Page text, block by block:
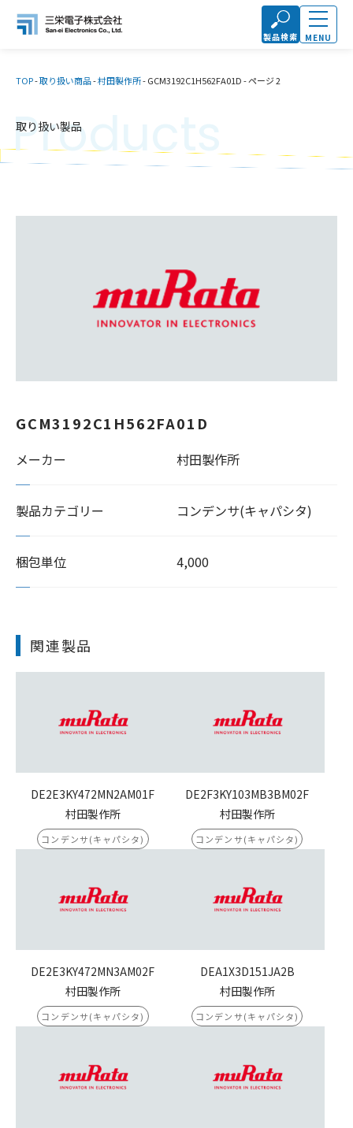
製品検索 MENU
TOP-取り扱い商品-村田製作所-GCM3192C1H562FA01D-ページ 2
取り扱い製品
Products
GCM3192C1H562FA01D
メーカー 村田製作所
製品カテゴリー コンデンサ(キャパシタ)
梱包単位 4,000
関連製品
DE2E3KY472MN2AM01F
村田製作所
コンデンサ(キャパシタ)
DE2F3KY103MB3BM02F
村田製作所
コンデンサ(キャパシタ)
DE2E3KY472MN3AM02F
村田製作所
コンデンサ(キャパシタ)
DEA1X3D151JA2B
村田製作所
コンデンサ(キャパシタ)